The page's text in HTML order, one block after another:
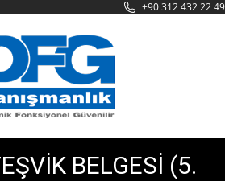
+90 312 432 22 49
BELGESİ (5.